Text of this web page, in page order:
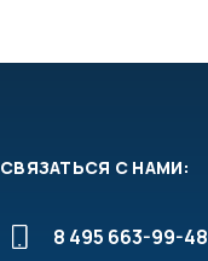
СВЯЗАТЬСЯ С НАМИ:
8 495 663-99-48